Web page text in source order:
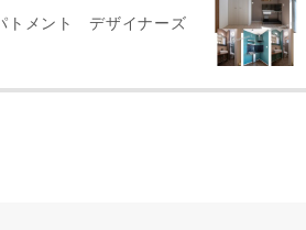
トメント デザイナーズ
-